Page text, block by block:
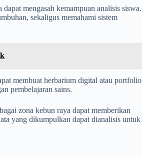
mengasah kemampuan analisis siswa.
sekaligus memahami sistem
membuat herbarium digital atau portfolio
pembelajaran sains.
zona kebun raya dapat memberikan
yang dikumpulkan dapat dianalisis untuk